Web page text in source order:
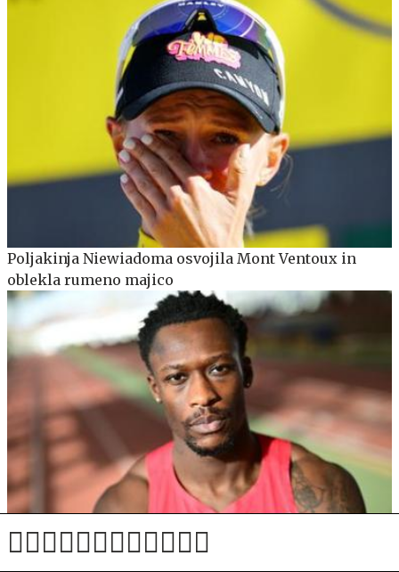
Poljakinja Niewiadoma osvojila Mont Ventoux in
oblekla rumeno majico
Nemškemu rekorderju na 100 m Ansahu grozi